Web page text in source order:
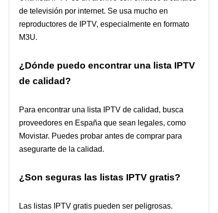
de televisión por internet. Se usa mucho en
reproductores de IPTV, especialmente en formato
M3U.
¿Dónde puedo encontrar una lista IPTV
de calidad?
Para encontrar una lista IPTV de calidad, busca
proveedores en España que sean legales, como
Movistar. Puedes probar antes de comprar para
asegurarte de la calidad.
¿Son seguras las listas IPTV gratis?
Las listas IPTV gratis pueden ser peligrosas.